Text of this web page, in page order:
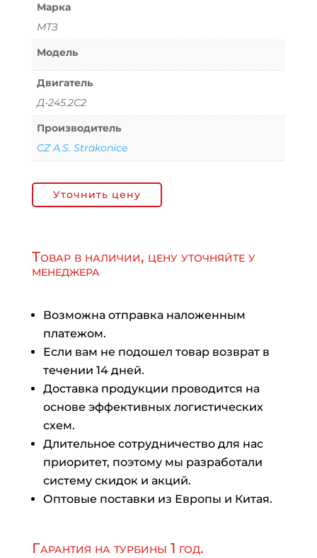
Марка
МТЗ
Модель
Двигатель
Д-245.2С2
Производитель
CZ A.S. Strakonice
Уточнить цену
Товар в наличии, цену уточняйте у
менеджера
Возможна отправка наложенным
платежом.
Если вам не подошел товар возврат в
течении 14 дней.
Доставка продукции проводится на
основе эффективных логистических
схем.
Длительное сотрудничество для нас
приоритет, поэтому мы разработали
систему скидок и акций.
Оптовые поставки из Европы и Китая.
Гарантия на турбины 1 год.